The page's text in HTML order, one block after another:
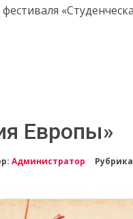
Европы»
Администратор